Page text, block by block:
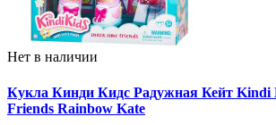
Нет в наличии
Кукла Кинди Кидс Радужная Кейт Kindi
Friends Rainbow Kate